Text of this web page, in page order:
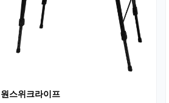
원스위크라이프